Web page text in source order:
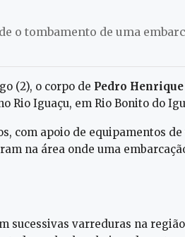
o tombamento de uma
(2), o corpo de Pedro
Rio Iguaçu, em Rio Bonito do
com apoio de equipamentos
na área onde uma
sucessivas varreduras na